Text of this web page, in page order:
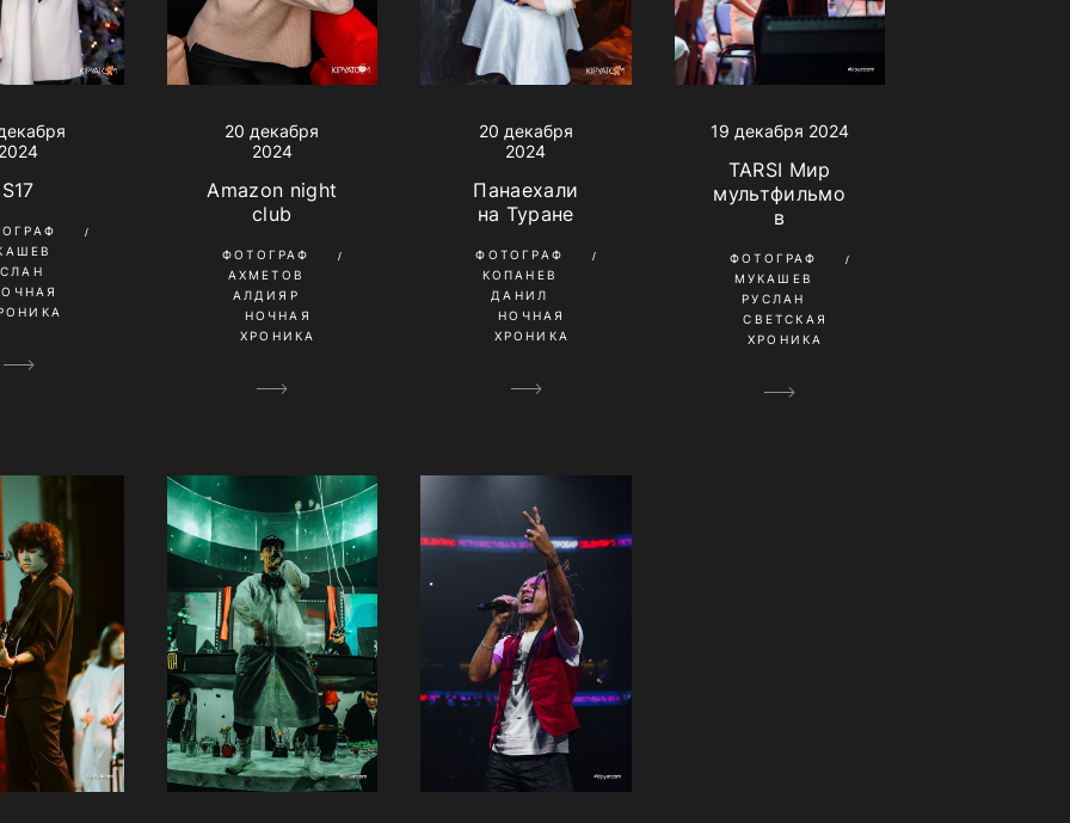
S17
20 декабря
2024
Amazon night
club
ФОТОГРАФ
АХМЕТОВ
АЛДИЯР
НОЧНАЯ
ХРОНИКА
20 декабря
2024
Панаехали
на Туране
ФОТОГРАФ
КОПАНЕВ
ДАНИЛ
НОЧНАЯ
ХРОНИКА
19 декабря 2024
TARSI Мир
мультфильмо
в
ФОТОГРАФ
МУКАШЕВ
РУСЛАН
СВЕТСКАЯ
ХРОНИКА